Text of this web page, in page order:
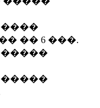
�� 6 ���.